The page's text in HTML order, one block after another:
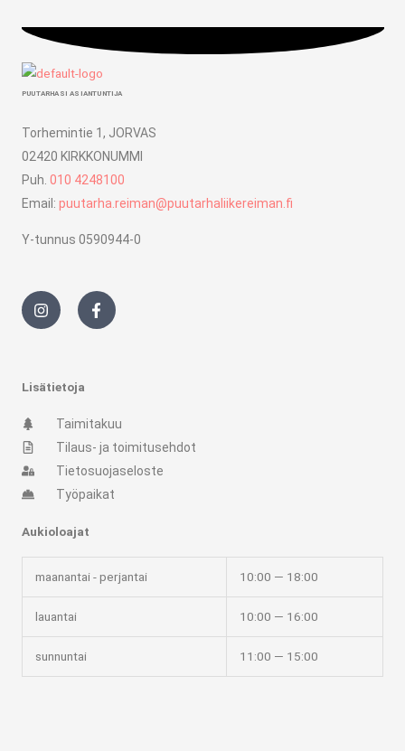
PUUTARHASI ASIANTUNTIJA
Torhemintie 1, JORVAS
02420 KIRKKONUMMI
Puh. 010 4248100
Email: puutarha.reiman@puutarhaliikereiman.fi
Y-tunnus 0590944-0
I
n
s
t
r
a
F
a
c
e
f
Lisätietoja
Taimitakuu
Tilaus- ja toimitusehdot
Tietosuojaseloste
Työpaikat
Aukioloajat
maanantai - perjantai 10:00 — 18:00
lauantai 10:00 — 16:00
sunnuntai 11:00 — 15:00